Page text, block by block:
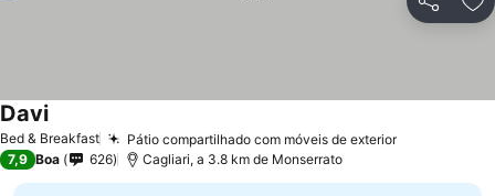
Partilhar
Bed & Breakfast Pátio compartilhado com móveis de exterior
Davi
7,9 Boa 626 Cagliari, a 3.8 km de Monserrato